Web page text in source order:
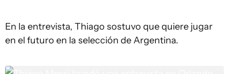
En la entrevista, Thiago sostuvo que quiere jugar
en el futuro en la selección de Argentina.